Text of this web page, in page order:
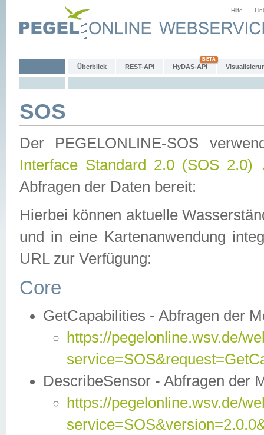
Hilfe
Überblick REST-API HyDAS-API
SOS
Der PEGELONLINE-SOS
Interface Standard 2.0 (SOS 2.0)
Abfragen der Daten bereit:
Hierbei können aktuelle
und in eine Kartenanwendung
URL zur Verfügung:
Core
GetCapabilities - Abfragen der
https://pegelonline.wsv.de/
DescribeSensor - Abfragen der
https://pegelonline.wsv.de/